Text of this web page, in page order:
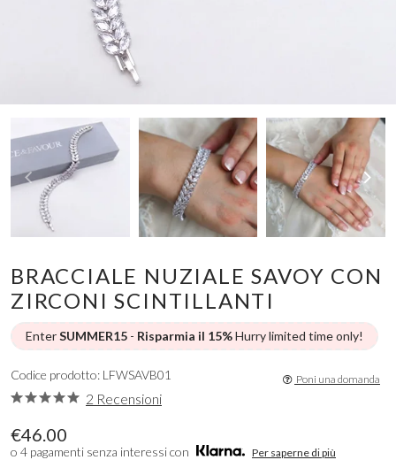
BRACCIALE NUZIALE SAVOY CON
ZIRCONI SCINTILLANTI
EnterSUMMER15 - Risparmia il 15%Hurry limited time only!
€46.00
o 4 pagamenti senza interessi con Per saperne di più
Codice prodotto: LFWSAVB01
2 Recensioni
Poni una domanda